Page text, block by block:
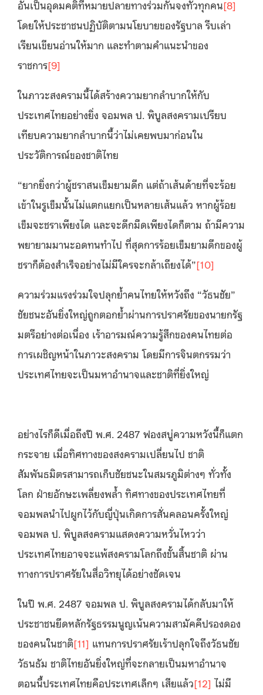
อันเป็นอุดมคติที่หมายปลายทางร่วมกันจงทั่วทุกคน[8]
โดยให้ประชาชนปฏิบัติตามนโยบายของรัฐบาล รีบเล่า
เรียนเขียนอ่านให้มาก และทำตามคำแนะนำของ
ราชการ[9]
ในภาวะสงครามนี้ได้สร้างความยากลำบากให้กับ
ประเทศไทยอย่างยิ่ง จอมพล ป. พิบูลสงครามเปรียบ
เทียบความยากลำบากนี้ว่าไม่เคยพบมาก่อนใน
ประวัติการณ์ของชาติไทย
“ยากยิ่งกว่าผู้ชราสนเข็มยามดึก แต่ถ้าเส้นด้ายที่จะร้อย
เข้าในรูเข็มนั้นไม่แตกแยกเป็นหลายเส้นแล้ว หากผู้ร้อย
เข็มจะชราเพียงได และจะดึกมืดเพียงไดก็ตาม ถ้ามีความ
พยายามมานะอดทนทำไป ที่สุดการร้อยเข็มยามดึกของผู้
ชราก็ต้องสำเร็จอย่างไม่มีใครจะกล้าเถียงได้”[10]
ความร่วมแรงร่วมใจปลุกย้ำคนไทยให้หวังถึง “วัธนชัย”
ชัยชนะอันยิ่งใหญ่ถูกตอกย้ำผ่านการปราศรัยของนายกรัฐ
มตรีอย่างต่อเนื่อง เร้าอารมณ์ความรู้สึกของคนไทยต่อ
การเผชิญหน้าในภาวะสงคราม โดยมีการจินตกรรมว่า
ประเทศไทยจะเป็นมหาอำนาจและชาติที่ยิ่งใหญ่
อย่างไรก็ดีเมื่อถึงปี พ.ศ. 2487 ฟองสบู่ความหวังนี้ก็แตก
กระจาย เมื่อทิศทางของสงครามเปลี่ยนไป ชาติ
สัมพันธมิตรสามารถเก็บชัยชนะในสมรภูมิต่างๆ ทั่วทั้ง
โลก ฝ่ายอักษะเพลี่ยงพล้ำ ทิศทางของประเทศไทยที่
จอมพลนำไปผูกไว้กับญี่ปุ่นเกิดการสั่นคลอนครั้งใหญ่
จอมพล ป. พิบูลสงครามแสดงความหวั่นไหวว่า
ประเทศไทยอาจจะแพ้สงครามโลกถึงขั้นสิ้นชาติ ผ่าน
ทางการปราศรัยในสื่อวิทยุได้อย่างชัดเจน
ในปี พ.ศ. 2487 จอมพล ป. พิบูลสงครามได้กลับมาให้
ประชาชนยึดหลักรัฐธรรมนูญเน้นความสามัคคีปรองดอง
ของคนในชาติ[11] แทนการปราศรัยเร้าปลุกใจถึงวัธนชัย
วัธนธัม ชาติไทยอันยิ่งใหญ่ที่จะกลายเป็นมหาอำนาจ
ตอนนี้ประเทศไทยคือประเทศเล็กๆ เสียแล้ว[12] ไม่มี